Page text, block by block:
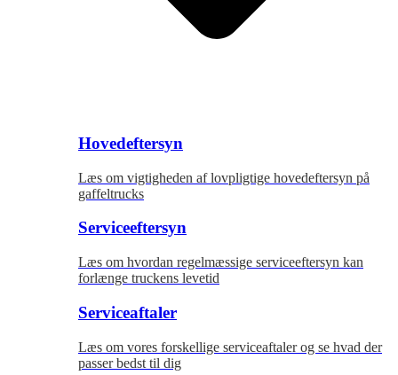
Hovedeftersyn
Læs om vigtigheden af lovpligtige hovedeftersyn på
gaffeltrucks
Serviceeftersyn
Læs om hvordan regelmæssige serviceeftersyn kan
forlænge truckens levetid
Serviceaftaler
Læs om vores forskellige serviceaftaler og se hvad der
passer bedst til dig